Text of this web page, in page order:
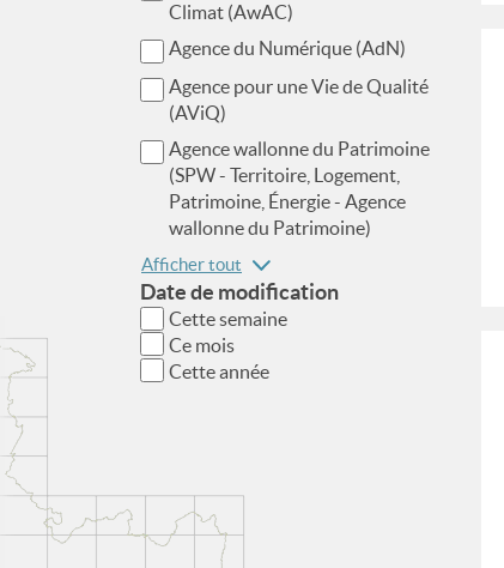
Climat (AwAC)
Agence du Numérique (AdN)
Agence pour une Vie de Qualité
(AViQ)
Agence wallonne du Patrimoine
(SPW - Territoire, Logement,
Patrimoine, Énergie - Agence
wallonne du Patrimoine)
Afficher tout
Date de modification
Cette semaine
Ce mois
Cette année